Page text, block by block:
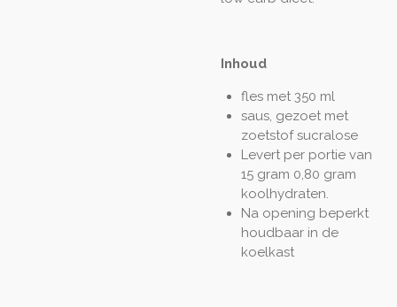
Inhoud
fles met 350 ml
saus, gezoet met
zoetstof sucralose
Levert per portie van
15 gram 0,80 gram
koolhydraten.
Na opening beperkt
houdbaar in de
koelkast